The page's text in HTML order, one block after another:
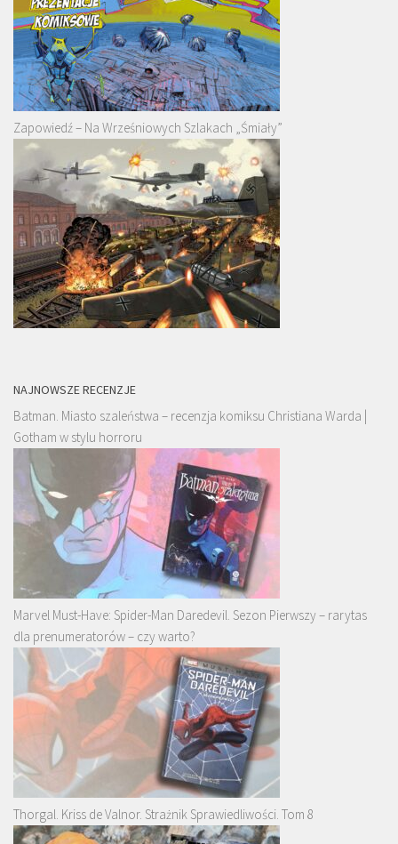
Zapowiedź – Na Wrześniowych Szlakach „Śmiały”
NAJNOWSZE RECENZJE
Batman. Miasto szaleństwa – recenzja komiksu Christiana Warda |
Gotham w stylu horroru
Marvel Must-Have: Spider-Man Daredevil. Sezon Pierwszy – rarytas
dla prenumeratorów – czy warto?
Thorgal. Kriss de Valnor. Strażnik Sprawiedliwości. Tom 8